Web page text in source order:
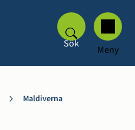
Sök Meny
Maldiverna